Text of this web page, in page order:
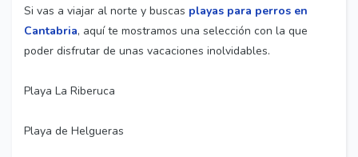
Si vas a viajar al norte y buscas playas para perros en
Cantabria, aquí te mostramos una selección con la que
poder disfrutar de unas vacaciones inolvidables.
Playa La Riberuca
Playa de Helgueras